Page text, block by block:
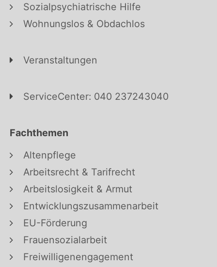
Sozialpsychiatrische Hilfe
Wohnungslos & Obdachlos
Veranstaltungen
ServiceCenter: 040 237243040
Fachthemen
Altenpflege
Arbeitsrecht & Tarifrecht
Arbeitslosigkeit & Armut
Entwicklungszusammenarbeit
EU-Förderung
Frauensozialarbeit
Freiwilligenengagement